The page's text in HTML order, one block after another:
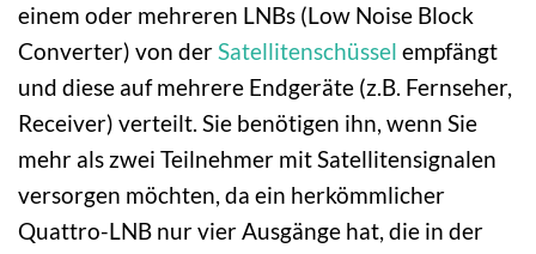
einem oder mehreren LNBs (Low Noise Block
Converter) von derSatellitenschüssel empfängt
und diese auf mehrere Endgeräte (z.B. Fernseher,
Receiver) verteilt. Sie benötigen ihn, wenn Sie
mehr als zwei Teilnehmer mit Satellitensignalen
versorgen möchten, da ein herkömmlicher
Quattro-LNB nur vier Ausgänge hat, die in der